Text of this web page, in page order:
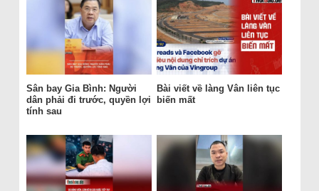
Sân bay Gia Bình: Người
dân phải đi trước, quyền lợi
tính sau
Bài viết về làng Vân liên tục
biến mất